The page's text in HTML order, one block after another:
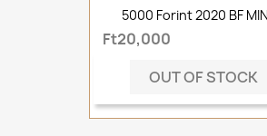
5000 Forint 2020 BF
Ft20,000
OUT OF STOCK